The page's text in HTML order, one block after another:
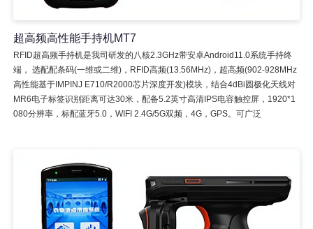
超高频高性能手持机MT7
RFID超高频手持机是我司研发的八核2.3GHz带安卓Android11.0系统手持终
端， 选配配条码(一维或二维)，RFID高频(13.56MHz)，超高频(902-928MHz
高性能基于IMPINJ E710/R2000芯片深度开发)模块，结合4dBi圆极化天线对
MR6电子标签识别距离可达30米，配备5.2英寸高清IPS电容触控屏，1920*1
080分辨率，标配蓝牙5.0，WIFI 2.4G/5G双频，4G，GPS。可广泛